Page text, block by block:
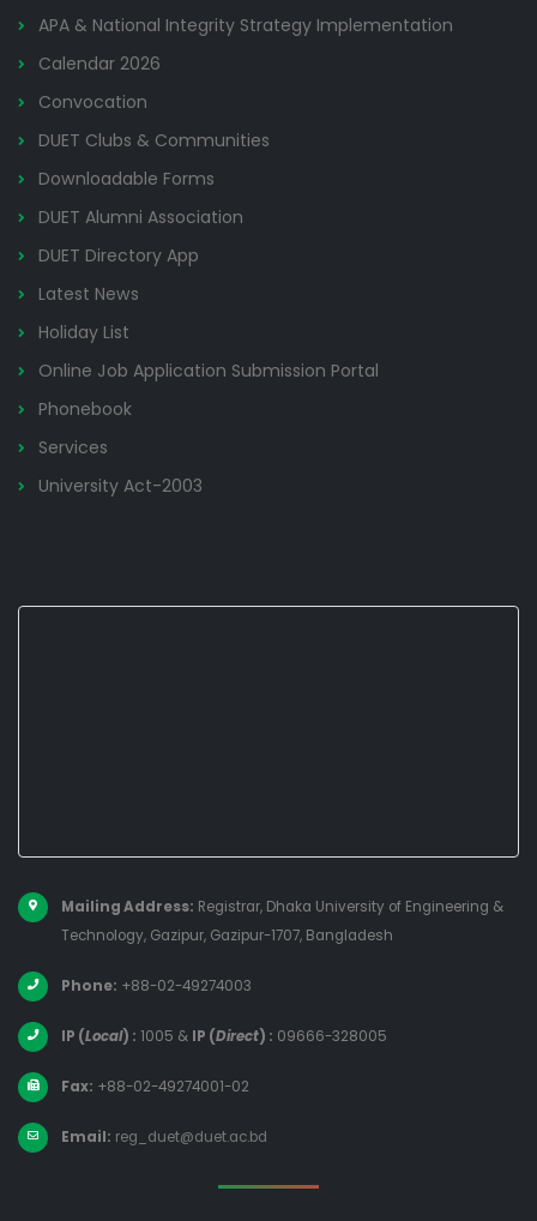
APA & National Integrity Strategy Implementation
Calendar 2026
Convocation
DUET Clubs & Communities
Downloadable Forms
DUET Alumni Association
DUET Directory App
Latest News
Holiday List
Online Job Application Submission Portal
Phonebook
Services
University Act-2003
Mailing Address: Registrar, Dhaka University of Engineering &
Technology, Gazipur, Gazipur-1707, Bangladesh
Phone: +88-02-49274003
IP (Local) : 1005 & IP (Direct) : 09666-328005
Fax: +88-02-49274001-02
Email: reg_duet@duet.ac.bd